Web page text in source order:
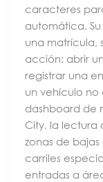
caracteres
automática.
una matrícula,
acción: abrir
registrar una
un vehículo no
dashboard de
City, la lectura
zonas de
carriles
entradas a